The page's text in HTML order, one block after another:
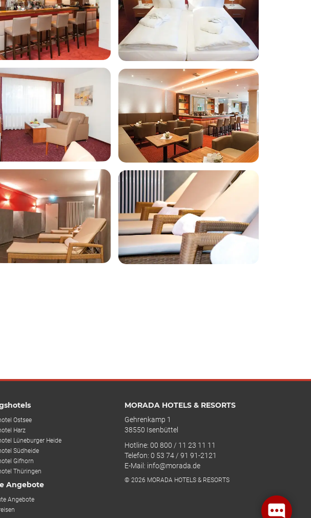
Ostsee
Harz
Lüneburger Heide
Südheide
Gifhorn
Thüringen
Angebote
Angebote
MORADA HOTELS & RESORTS
Gehrenkamp 1
38550 Isenbüttel
Hotline: 00 800 / 11 23 11 11
Telefon: 0 53 74 / 91 91-2121
E-Mail: info@morada.de
© 2026 MORADA HOTELS & RESORTS